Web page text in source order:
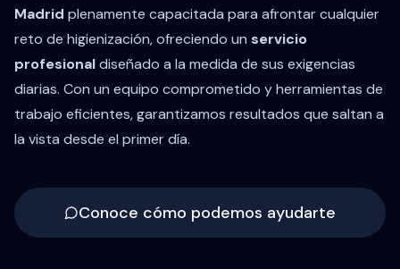
Madrid plenamente capacitada para afrontar cualquier
reto de higienización, ofreciendo un servicio
profesionaldiseñado a la medida de sus exigencias
diarias. Con un equipo comprometido y herramientas de
trabajo eficientes, garantizamos resultados que saltan a
la vista desde el primer día.
Conoce cómo podemos ayudarte